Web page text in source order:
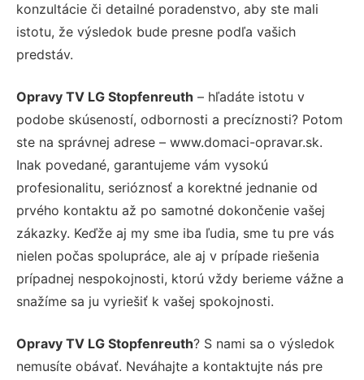
konzultácie či detailné poradenstvo, aby ste mali
istotu, že výsledok bude presne podľa vašich
predstáv.
Opravy TV LG Stopfenreuth – hľadáte istotu v
podobe skúseností, odbornosti a precíznosti? Potom
ste na správnej adrese – www.domaci-opravar.sk.
Inak povedané, garantujeme vám vysokú
profesionalitu, serióznosť a korektné jednanie od
prvého kontaktu až po samotné dokončenie vašej
zákazky. Keďže aj my sme iba ľudia, sme tu pre vás
nielen počas spolupráce, ale aj v prípade riešenia
prípadnej nespokojnosti, ktorú vždy berieme vážne a
snažíme sa ju vyriešiť k vašej spokojnosti.
Opravy TV LG Stopfenreuth? S nami sa o výsledok
nemusíte obávať. Neváhajte a kontaktujte nás pre